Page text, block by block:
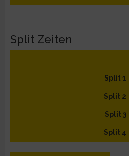
Split Zeiten
Split 1
Split 2
Split 3
Split 4